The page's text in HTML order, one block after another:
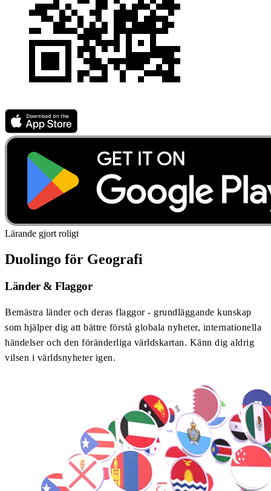
Lärande gjort roligt
Duolingo för Geografi
Länder & Flaggor
Bemästra länder och deras flaggor - grundläggande kunskap
som hjälper dig att bättre förstå globala nyheter, internationella
händelser och den föränderliga världskartan. Känn dig aldrig
vilsen i världsnyheter igen.